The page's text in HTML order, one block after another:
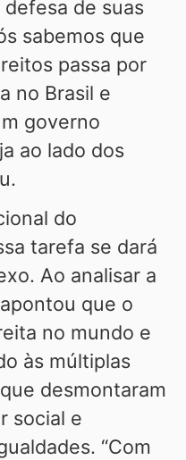
de suas
sabemos que
passa por
no Brasil e
governo
ao lado dos
do
tarefa se dará
Ao analisar a
que o
no mundo e
às múltiplas
desmontaram
social e
“Com